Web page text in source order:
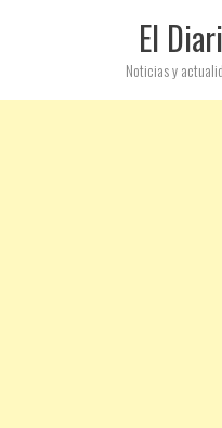
El
Noticias y